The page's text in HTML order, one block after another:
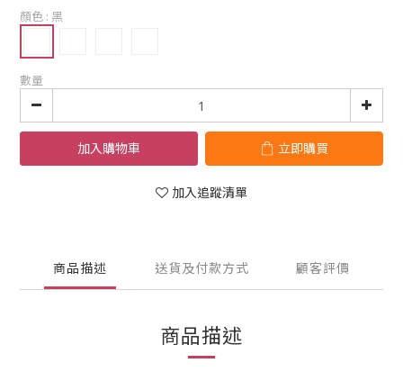
顏色 : 黑
數量
加入購物車 立即購買
加入追蹤清單
商品描述 送貨及付款方式 顧客評價
商品描述